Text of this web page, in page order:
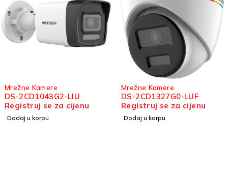
Mrežne Kamere
DS-2CD1327G0-LUF
Registruj se za cijenu
Dodaj u korpu
Mrežne Kamere
DS-2CD2063G2-IU
Registruj se za cijenu
Dodaj u korpu